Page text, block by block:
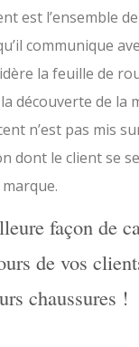
est l’ensemble
communique
la feuille de
découverte de la
n’est pas mis
dont le client se
façon de
de vos
chaussures !